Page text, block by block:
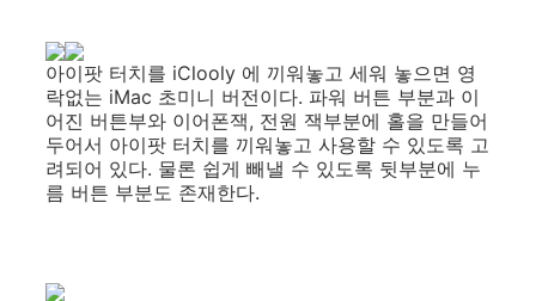
아이팟 터치를 iClooly 에 끼워놓고 세워 놓으면 영
락없는 iMac 초미니 버전이다. 파워 버튼 부분과 이
어진 버튼부와 이어폰잭, 전원 잭부분에 홀을 만들어
두어서 아이팟 터치를 끼워놓고 사용할 수 있도록 고
려되어 있다. 물론 쉽게 빼낼 수 있도록 뒷부분에 누
름 버튼 부분도 존재한다.